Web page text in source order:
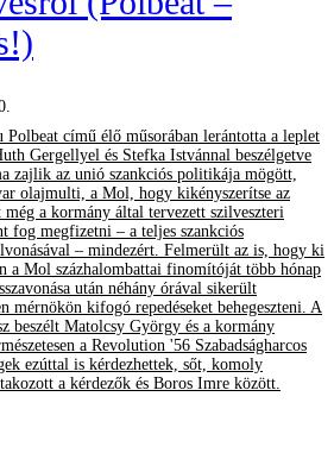
Polbeat című élő műsorában lerántotta a leplet
Gergellyel és Stefka Istvánnal beszélgetve
zajlik az unió szankciós politikája mögött,
olajmulti, a Mol, hogy kikényszerítse az
még a kormány által tervezett szilveszteri
fog megfizetni – a teljes szankciós
– mindezért. Felmerült az is, hogy ki
a Mol százhalombattai finomítóját több hónap
után néhány órával sikerült
mérnökön kifogó repedéseket behegeszteni. A
beszélt Matolcsy György és a kormány
a Revolution '56 Szabadságharcos
ezúttal is kérdezhettek, sőt, komoly
a kérdezők és Boros Imre között.